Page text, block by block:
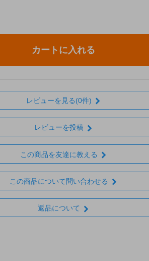
カートに入れる
レビューを見る(0件)
レビューを投稿
この商品を友達に教える
この商品について問い合わせる
返品について